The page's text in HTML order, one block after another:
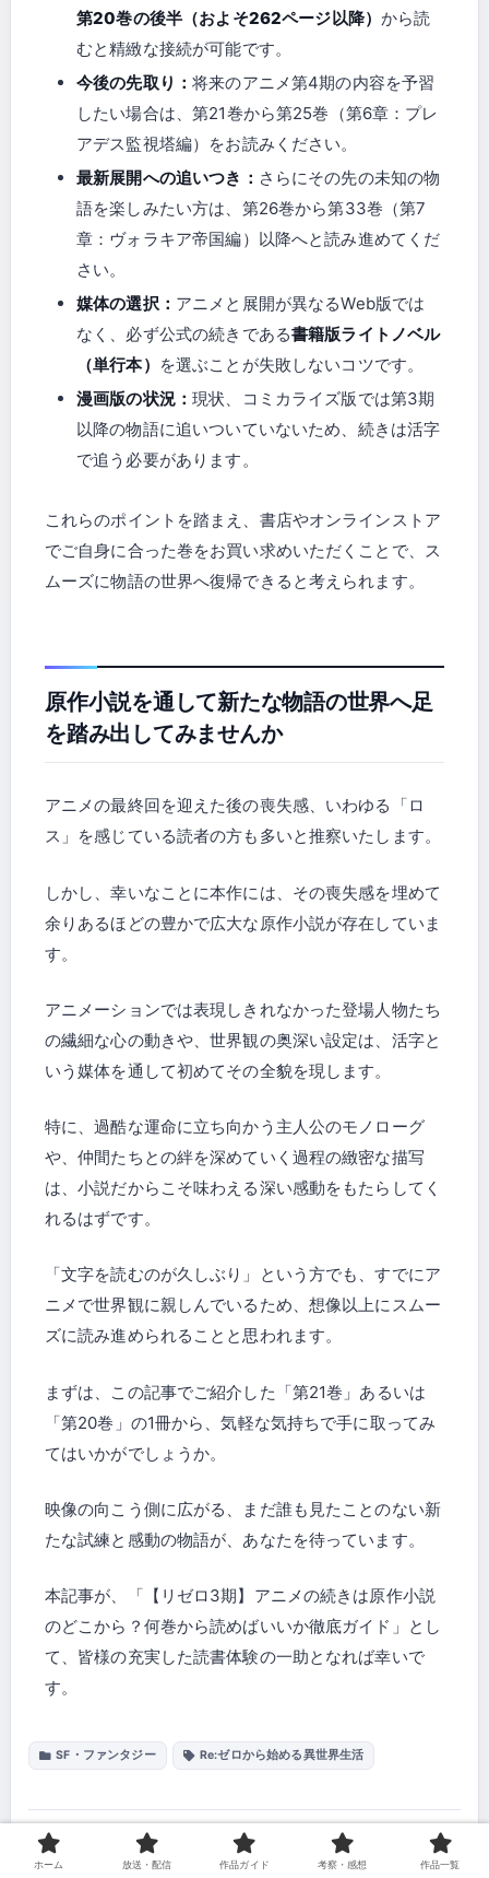
第20巻の後半（およそ262ページ以降） から読
むと精緻な接続が可能です。
今後の先取り：将来のアニメ第4期の内容を予習
したい場合は、第21巻から第25巻（第6章：プレ
アデス監視塔編）をお読みください。
最新展開への追いつき： さらにその先の未知の物
語を楽しみたい方は、第26巻から第33巻（第7
章：ヴォラキア帝国編）以降へと読み進めてくだ
さい。
媒体の選択： アニメと展開が異なるWeb版では
なく、必ず公式の続きである書籍版ライトノベル
（単行本） を選ぶことが失敗しないコツです。
漫画版の状況：現状、コミカライズ版では第3期
以降の物語に追いついていないため、続きは活字
で追う必要があります。
これらのポイントを踏まえ、書店やオンラインストア
でご自身に合った巻をお買い求めいただくことで、ス
ムーズに物語の世界へ復帰できると考えられます。
原作小説を通して新たな物語の世界へ足
を踏み出してみませんか
アニメの最終回を迎えた後の喪失感、いわゆる「ロ
ス」を感じている読者の方も多いと推察いたします。
しかし、幸いなことに本作には、その喪失感を埋めて
余りあるほどの豊かで広大な原作小説が存在していま
す。
アニメーションでは表現しきれなかった登場人物たち
の繊細な心の動きや、世界観の奥深い設定は、活字と
いう媒体を通して初めてその全貌を現します。
特に、過酷な運命に立ち向かう主人公のモノローグ
や、仲間たちとの絆を深めていく過程の緻密な描写
は、小説だからこそ味わえる深い感動をもたらしてく
れるはずです。
「文字を読むのが久しぶり」という方でも、すでにア
ニメで世界観に親しんでいるため、想像以上にスムー
ズに読み進められることと思われます。
まずは、この記事でご紹介した「第21巻」あるいは
「第20巻」の1冊から、気軽な気持ちで手に取ってみ
てはいかがでしょうか。
映像の向こう側に広がる、まだ誰も見たことのない新
たな試練と感動の物語が、あなたを待っています。
本記事が、「​【リゼロ3期】アニメの続きは原作小説
のどこから？何巻から読めばいいか徹底ガイド」とし
て、皆様の充実した読書体験の一助となれば幸いで
す。
SF・ファンタジー Re:ゼロから始める異世界生活
ホーム 放送・配信 作品ガイド 考察・感想 作品一覧